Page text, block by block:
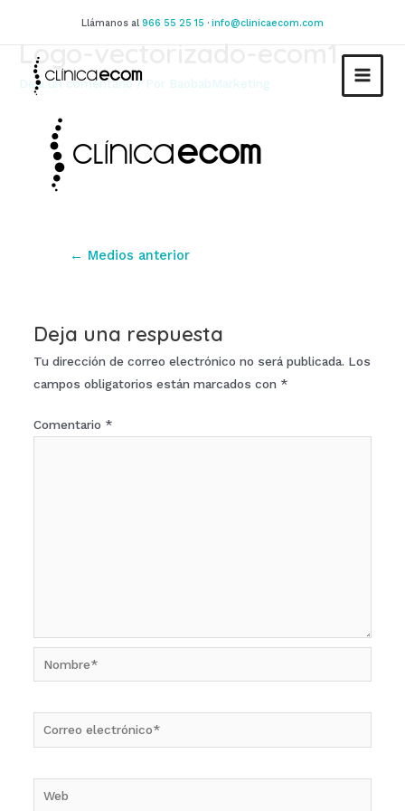
contenido
Llámanos al966 55 25 15 · info@clinicaecom.com
MAIN
Logo-vectorizado-ecom1
Deja un comentario / Por BaobabMarketing
Navegación
← Medios anterior
Deja una respuesta
Tu dirección de correo electrónico no será publicada. Los
campos obligatorios están marcados con *
Comentario *
Nombre*
electrónico*